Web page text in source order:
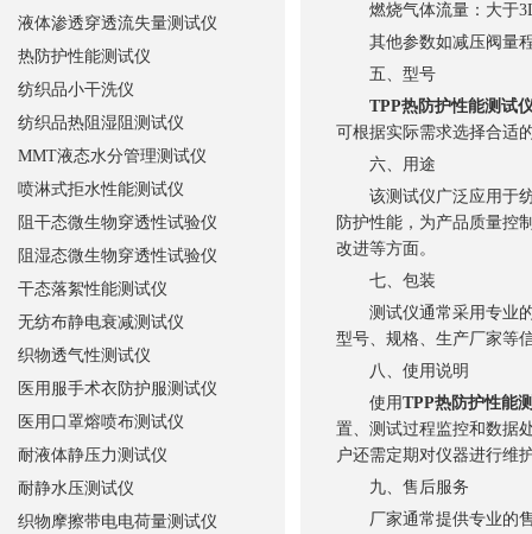
燃烧气体流量：大于
其他参数如减压阀量程
五、型号
TPP热防护性能测试
可根据实际需求选择合适
六、用途
该测试仪广泛应用于纺
防护性能，为产品质量控
改进等方面。
七、包装
测试仪通常采用专业的
型号、规格、生产厂家等
八、使用说明
使用TPP热防护性能
置、测试过程监控和数据
户还需定期对仪器进行维
九、售后服务
厂家通常提供专业的售
液体渗透穿透流失量测试仪
热防护性能测试仪
纺织品小干洗仪
纺织品热阻湿阻测试仪
MMT液态水分管理测试仪
喷淋式拒水性能测试仪
阻干态微生物穿透性试验仪
阻湿态微生物穿透性试验仪
干态落絮性能测试仪
无纺布静电衰减测试仪
织物透气性测试仪
医用服手术衣防护服测试仪
医用口罩熔喷布测试仪
耐液体静压力测试仪
耐静水压测试仪
织物摩擦带电电荷量测试仪